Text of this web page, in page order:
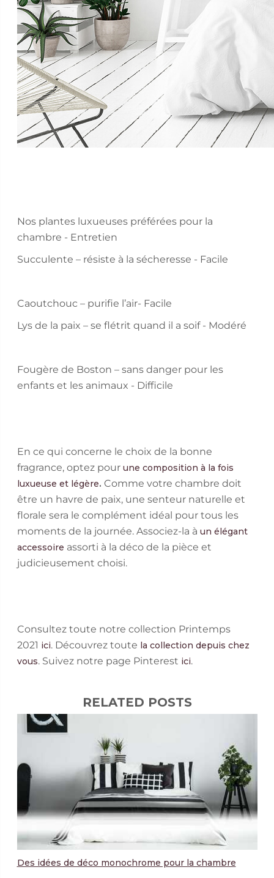
Nos plantes luxueuses préférées pour la
chambre - Entretien
Succulente – résiste à la sécheresse - Facile
Caoutchouc – purifie l’air- Facile
Lys de la paix – se flétrit quand il a soif - Modéré
Fougère de Boston – sans danger pour les
enfants et les animaux - Difficile
En ce qui concerne le choix de la bonne
fragrance, optez pour une composition à la fois
luxueuse et légère. Comme votre chambre doit
être un havre de paix, une senteur naturelle et
florale sera le complément idéal pour tous les
moments de la journée. Associez-la à un élégant
accessoire assorti à la déco de la pièce et
judicieusement choisi.
Consultez toute notre collection Printemps
2021 ici. Découvrez toute la collection depuis chez
vous. Suivez notre page Pinterest ici.
RELATED POSTS
Des idées de déco monochrome pour la chambre